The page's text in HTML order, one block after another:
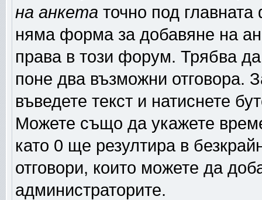
на анкета точно под
няма форма за добавяне на
права в този форум. Трябва
поне два възможни отговора.
въведете текст и натиснете
Можете също да укажете
като 0 ще резултира в
отговори, които можете да
администраторите.